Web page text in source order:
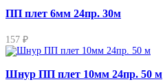
ПП плет 6мм 24пр. 30м
157 ₽
Шнур ПП плет 10мм 24пр. 50 м